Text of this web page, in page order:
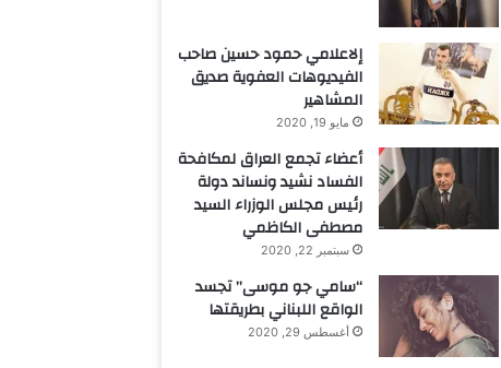
إلاعلامي حمود حسين صاحب
الفيديوهات العفوية صديق
المشاهير
مايو 19, 2020
أعضاء تجمع العراق لمكافحة
الفساد نشيد ونساند دولة
رئيس مجلس الوزراء السيد
مصطفى الكاظمي
سبتمبر 22, 2020
“سامي جو موسى” تجسد
الواقع اللبناني بطريقتها
أغسطس 29, 2020